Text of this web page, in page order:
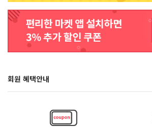
회원 혜택안내